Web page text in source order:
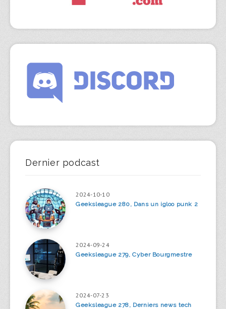
Dernier podcast
2024-10-10
Geeksleague 280, Dans un igloo punk 2
2024-09-24
Geeksleague 279, Cyber Bourgmestre
2024-07-23
Geeksleague 278, Derniers news tech